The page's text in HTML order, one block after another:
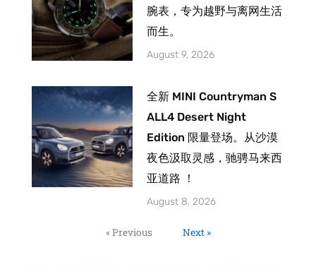
腕表，专为越野与离网生活
而生。
August 9, 2026
全新 MINI Countryman S
ALL4 Desert Night
Edition 限量登场。从沙漠
夜色汲取灵感，驰骋马来西
亚道路 ！
August 8, 2026
« Previous Next »